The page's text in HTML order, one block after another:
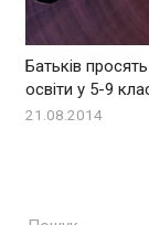
Батьків
освіти у 5-9
21.08.2014